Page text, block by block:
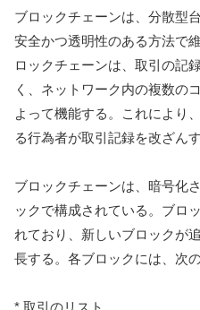
ブロックチェーンは、分散型
安全かつ透明性のある方法で
ロックチェーンは、取引の記
く、ネットワーク内の複数の
よって機能する。これにより
る行為者が取引記録を改ざん
ブロックチェーンは、暗号化
ックで構成されている。ブロ
れており、新しいブロックが
長する。各ブロックには、次
* 取引のリスト